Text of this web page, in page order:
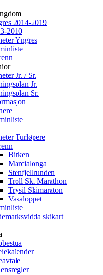
2014-2019
2010
Yngres
Jr. / Sr.
Jr.
Sr.
Turløpere
Birken
Marcialonga
Stenfjellrunden
Troll Ski Marathon
Trysil Skimaraton
Vasaloppet
skikart